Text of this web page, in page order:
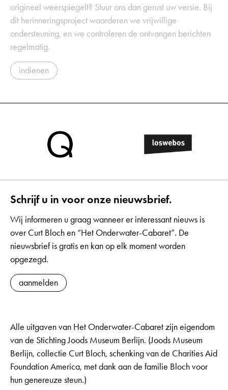
origineel weerspiegelt? Stuur ons dan gerust uw versie. Bij
dit herinneringsproject waarderen we vrijwillige
ondersteuning, en we controleren de ontvangen berichten
regelmatig.
indienen
Schrijf u in voor onze nieuwsbrief.
Wij informeren u graag wanneer er interessant nieuws is
over Curt Bloch en “Het Onderwater-Cabaret”. De
nieuwsbrief is gratis en kan op elk moment worden
opgezegd.
aanmelden
Alle uitgaven van Het Onderwater-Cabaret zijn eigendom
van de Stichting Joods Museum Berlijn. (Joods Museum
Berlijn, collectie Curt Bloch, schenking van de Charities Aid
Foundation America, met dank aan de familie Bloch voor
hun genereuze steun.)